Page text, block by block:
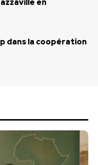
en
dans la coopération